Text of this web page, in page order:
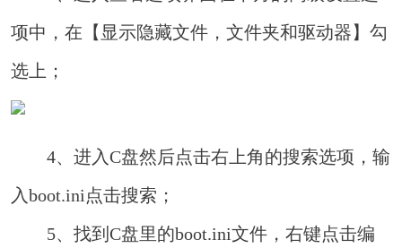
项中，在【显示隐藏文件，文件夹和驱动器】勾
选上；
4、进入C盘然后点击右上角的搜索选项，输
入boot.ini点击搜索；
5、找到C盘里的boot.ini文件，右键点击编